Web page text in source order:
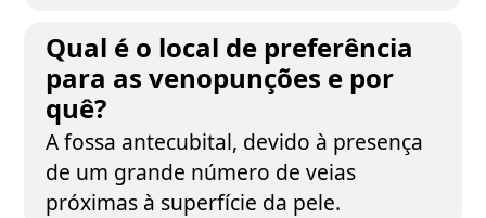
Qual é o local de preferência
para as venopunções e por
quê?
A fossa antecubital, devido à presença
de um grande número de veias
próximas à superfície da pele.